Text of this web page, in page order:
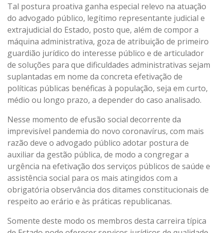
Tal postura proativa ganha especial relevo na atuação
do advogado público, legítimo representante judicial e
extrajudicial do Estado, posto que, além de compor a
máquina administrativa, goza de atribuição de primeiro
guardião jurídico do interesse público e de articulador
de soluções para que dificuldades administrativas sejam
suplantadas em nome da concreta efetivação de
políticas públicas benéficas à população, seja em curto,
médio ou longo prazo, a depender do caso analisado.
Nesse momento de efusão social decorrente da
imprevisível pandemia do novo coronavírus, com mais
razão deve o advogado público adotar postura de
auxiliar da gestão pública, de modo a congregar a
urgência na efetivação dos serviços públicos de saúde e
assistência social para os mais atingidos com a
obrigatória observância dos ditames constitucionais de
respeito ao erário e às práticas republicanas.
Somente deste modo os membros desta carreira típica